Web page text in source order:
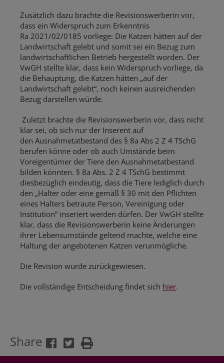
Zusätzlich dazu brachte die Revisionswerberin vor,
dass ein Widerspruch zum Erkenntnis
Ra 2021/02/0185 vorliege: Die Katzen hätten auf der
Landwirtschaft gelebt und somit sei ein Bezug zum
landwirtschaftlichen Betrieb hergestellt worden. Der
VwGH stellte klar, dass kein Widerspruch vorliege, da
die Behauptung, die Katzen hätten „auf der
Landwirtschaft gelebt“, noch keinen ausreichenden
Bezug darstellen würde.
Zuletzt brachte die Revisionswerberin vor, dass nicht
klar sei, ob sich nur der Inserent auf
den Ausnahmetatbestand des § 8a Abs 2 Z 4 TSchG
berufen könne oder ob auch Umstände beim
Voreigentümer der Tiere den Ausnahmetatbestand
bilden könnten. § 8a Abs. 2 Z 4 TSchG bestimmt
diesbezüglich eindeutig, dass die Tiere lediglich durch
den „Halter oder eine gemäß § 30 mit den Pflichten
eines Halters betraute Person, Vereinigung oder
Institution“ inseriert werden dürfen. Der VwGH stellte
klar, dass die Revisionswerberin keine Änderungen
ihrer Lebensumstände geltend machte, welche eine
Haltung der angebotenen Katzen verunmögliche.
Die Revision wurde zurückgewiesen.
Die vollständige Entscheidung findet sich hier.
Share